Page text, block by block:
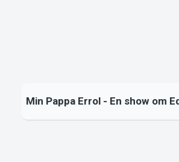
Min Pappa Errol - En show om